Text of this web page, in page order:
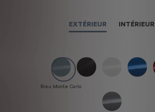
EXTÉRIEUR INTÉRIEUR
Bleu Monte Carlo